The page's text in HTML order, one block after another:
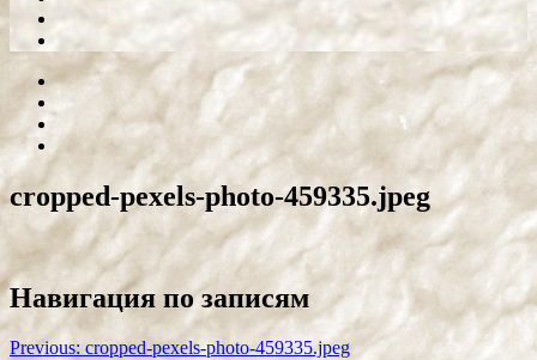
cropped-pexels-photo-459335.jpeg
Навигация по записям
Previous: cropped-pexels-photo-459335.jpeg